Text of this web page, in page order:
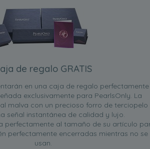
de regalo GRATIS
en una caja de regalo perfectamente
exclusivamente para PearlsOnly. La
malva con un precioso forro de terciopelo
señal instantánea de calidad y lujo.
perfectamente al tamaño de su artículo
perfectamente encerradas mientras no se
usan.